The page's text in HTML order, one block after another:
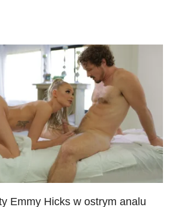
Emmy Hicks w ostrym analu